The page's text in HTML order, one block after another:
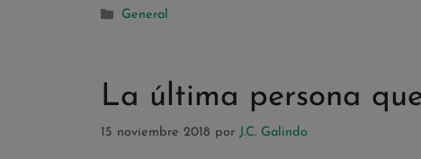
General
La última persona
15 noviembre 2018 por J.C. Galindo